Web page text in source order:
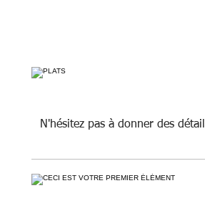
N'hésitez pas à donner des